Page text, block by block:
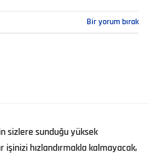
Bir yorum bırak
sizlere sunduğu yüksek
işinizi hızlandırmakla kalmayacak,